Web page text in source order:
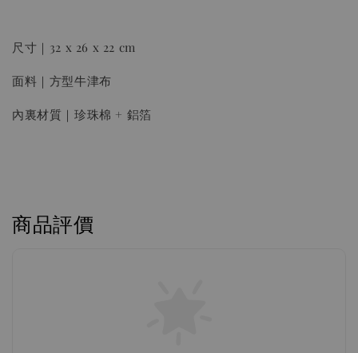
尺寸｜32 x 26 x 22 cm
面料｜方型牛津布
內裏材質｜珍珠棉 + 鋁箔
商品評價